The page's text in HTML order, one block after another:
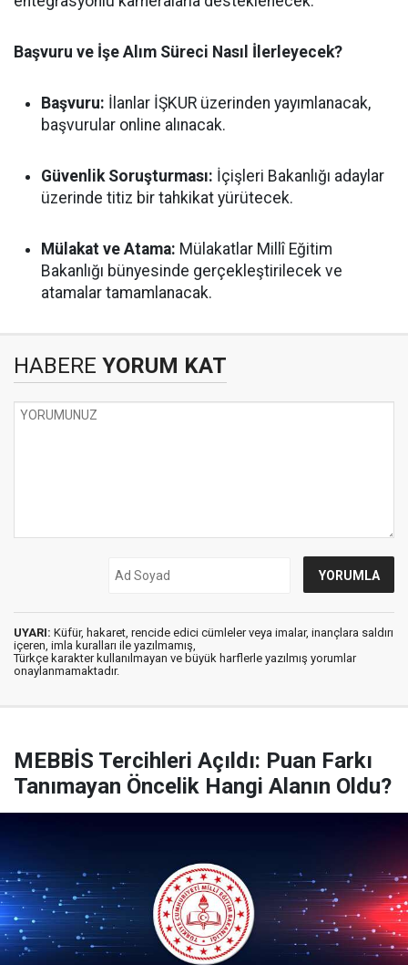
Başvuru ve İşe Alım Süreci Nasıl İlerleyecek?
Başvuru: İlanlar İŞKUR üzerinden yayımlanacak,
başvurular online alınacak.
Güvenlik Soruşturması: İçişleri Bakanlığı adaylar
üzerinde titiz bir tahkikat yürütecek.
Mülakat ve Atama: Mülakatlar Millî Eğitim
Bakanlığı bünyesinde gerçekleştirilecek ve
atamalar tamamlanacak.
HABERE YORUM KAT
UYARI: Küfür, hakaret, rencide edici cümleler veya imalar, inançlara saldırı
içeren, imla kuralları ile yazılmamış,
Türkçe karakter kullanılmayan ve büyük harflerle yazılmış yorumlar
onaylanmamaktadır.
MEBBİS Tercihleri Açıldı: Puan Farkı
Tanımayan Öncelik Hangi Alanın Oldu?